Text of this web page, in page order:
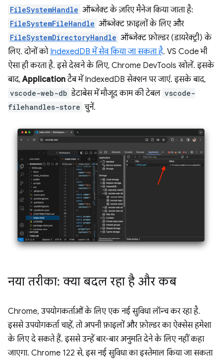
FileSystemHandle ऑब्जेक्ट के ज़रिए मैनेज किया जाता है:
FileSystemFileHandle ऑब्जेक्ट फ़ाइलों के लिए और
FileSystemDirectoryHandle ऑब्जेक्ट फ़ोल्डर (डायरेक्ट्री) के
लिए. दोनों को IndexedDB में सेव किया जा सकता है. VS Code भी
ऐसा ही करता है. इसे देखने के लिए, Chrome DevTools खोलें. इसके
बाद,Applicationटैब में IndexedDB सेक्शन पर जाएं. इसके बाद,
vscode-web-db डेटाबेस में मौजूद काम की टेबल vscode-
filehandles-store चुनें.
नया तरीका: क्या बदल रहा है और कब
Chrome, उपयोगकर्ताओं के लिए एक नई सुविधा लॉन्च कर रहा है.
इससे उपयोगकर्ता चाहें, तो अपनी फ़ाइलों और फ़ोल्डर का ऐक्सेस हमेशा
के लिए दे सकते हैं. इससे उन्हें बार-बार अनुमति देने के लिए नहीं कहा
जाएगा. Chrome 122 से, इस नई सुविधा का इस्तेमाल किया जा सकता